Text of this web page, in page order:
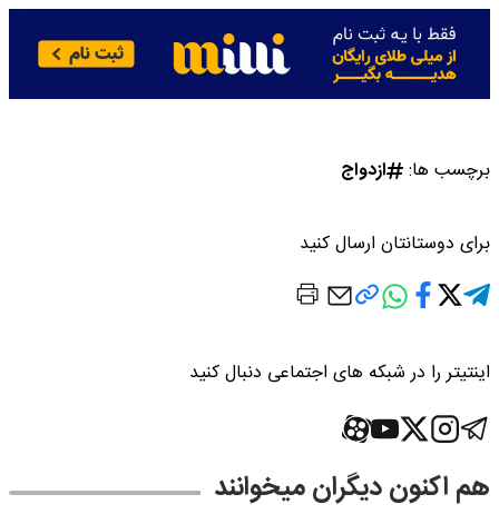
برچسب ها: ازدواج
برای دوستانتان ارسال کنید
اینتیتر را در شبکه های اجتماعی دنبال کنید
هم اکنون دیگران میخوانند